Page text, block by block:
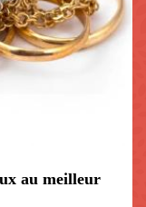
au meilleur